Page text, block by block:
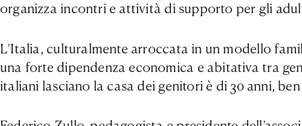
organizza incontri e attività di supporto per gli
L’Italia, culturalmente arroccata in un modello
una forte dipendenza economica e abitativa tra
italiani lasciano la casa dei genitori è di 30 anni,